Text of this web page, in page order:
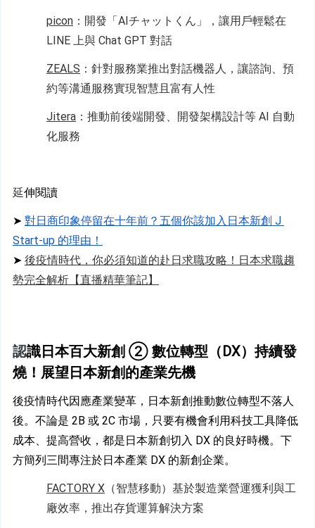
picon ：開發「AIチャットくん」，讓用戶輕鬆在
LINE 上與 Chat GPT 對話
ZEALS ：針對服務業推出對話機器人，讓諮詢、預
約等溝通服務實現智慧且富有人性
Jitera ：推動前後端開發、開發架構設計等 AI 自動
化服務
延伸閱讀
➤ 對日商印象停留在十年前？五個你該加入日本新創 J
Start-up 的理由！
➤ 後疫情時代，你必須知道的赴日求職攻略！日本求職趨
勢完全解析【直播精華筆記】
認識日本百大新創 ② 數位轉型（DX）持續發
燒！展望日本新創的產業先機
後疫情時代因應產業變革，日本新創推動數位轉型不落人
後。不論是 2B 或 2C 市場，只要有機會利用科技工具降低
成本、提高營收，都是日本新創切入 DX 的良好時機。下
方簡列三間專注於日本產業 DX 的新創企業。
FACTORY X （智慧移動）基於製造業營運獲利與工
廠效率，推出存貨運算解決方案